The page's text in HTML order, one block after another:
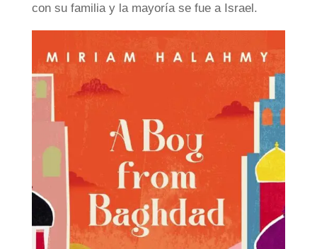
con su familia y la mayoría se fue a Israel.